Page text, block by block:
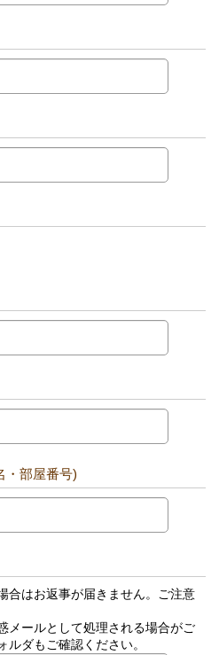
・部屋番号)
合はお返事が届きません。ご注意
メールとして処理される場合がご
ルダもご確認ください。